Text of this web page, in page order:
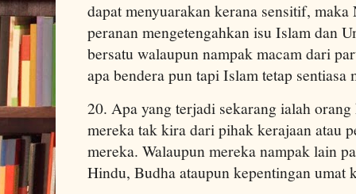
dapat menyuarakan kerana sensitif,
peranan mengetengahkan isu Islam dan
bersatu walaupun nampak macam dari
apa bendera pun tapi Islam tetap sentiasa
20. Apa yang terjadi sekarang ialah
mereka tak kira dari pihak kerajaan atau
mereka. Walaupun mereka nampak lain
Hindu, Budha ataupun kepentingan umat